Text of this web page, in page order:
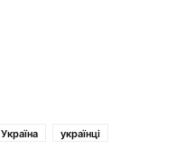
Україна українці